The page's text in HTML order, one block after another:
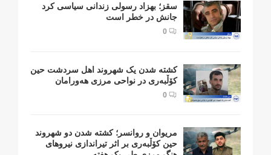
سقز؛ بهزاد رسولی زندانی سیاسی کرد
جانش در خطر است
0
کشتە شدن یک شهروند اهل سردشت حین
کۆڵبەری در نواحی مرزی هەورامان
0
مریوان و روانسر؛ کشته شدن دو شهروند
حین کۆڵبەری بر اثر تیراندازی نیروهای